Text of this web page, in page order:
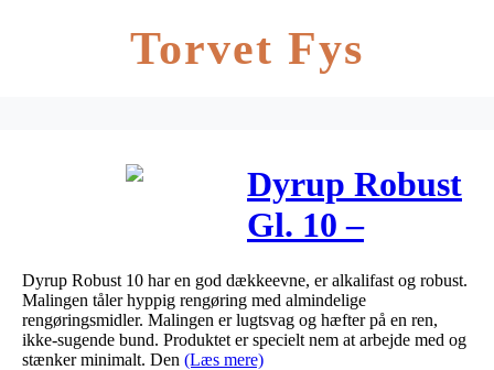
Torvet Fys
Dyrup Robust
Gl. 10 –
Størrelse – 9
L, Farve –
tonebar
Dyrup Robust 10 har en god dækkeevne, er alkalifast og robust.
Malingen tåler hyppig rengøring med almindelige
rengøringsmidler. Malingen er lugtsvag og hæfter på en ren,
ikke-sugende bund. Produktet er specielt nem at arbejde med og
stænker minimalt. Den (Læs mere)